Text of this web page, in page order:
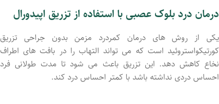
درمان درد بلوک عصبی با استفاده از تزریق اپیدورال
یکی از روش های درمان کمردرد مزمن بدون جراحی تزریق
کورتیکواستروئید است که می تواند التهاب را در بافت های اطراف
نخاع کاهش دهد. این تزریق باعث می شود تا مدت طولانی فرد
احساس دردی نداشته باشد با کمتر احساس درد کند.